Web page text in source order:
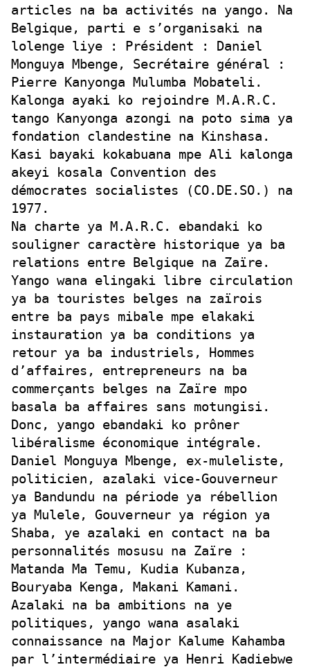
articles na ba activités na yango. Na
Belgique, parti e s’organisaki na
lolenge liye : Président : Daniel
Monguya Mbenge, Secrétaire général :
Pierre Kanyonga Mulumba Mobateli.
Kalonga ayaki ko rejoindre M.A.R.C.
tango Kanyonga azongi na poto sima ya
fondation clandestine na Kinshasa.
Kasi bayaki kokabuana mpe Ali kalonga
akeyi kosala Convention des
démocrates socialistes (CO.DE.SO.) na
1977.
Na charte ya M.A.R.C. ebandaki ko
souligner caractère historique ya ba
relations entre Belgique na Zaïre.
Yango wana elingaki libre circulation
ya ba touristes belges na zaïrois
entre ba pays mibale mpe elakaki
instauration ya ba conditions ya
retour ya ba industriels, Hommes
d’affaires, entrepreneurs na ba
commerçants belges na Zaïre mpo
basala ba affaires sans motungisi.
Donc, yango ebandaki ko prôner
libéralisme économique intégrale.
Daniel Monguya Mbenge, ex-muleliste,
politicien, azalaki vice-Gouverneur
ya Bandundu na période ya rébellion
ya Mulele, Gouverneur ya région ya
Shaba, ye azalaki en contact na ba
personnalités mosusu na Zaïre :
Matanda Ma Temu, Kudia Kubanza,
Bouryaba Kenga, Makani Kamani.
Azalaki na ba ambitions na ye
politiques, yango wana asalaki
connaissance na Major Kalume Kahamba
par l’intermédiaire ya Henri Kadiebwe